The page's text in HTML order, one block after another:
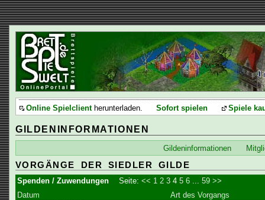
Online Spielclientherunterladen. Sofort spielen Spiele
GILDENINFORMATIONEN
Gildeninformationen
VORGÄNGE DER SIEDLER GILDE
Spenden / Zuwendungen Seite:<< 1 2 3 45 6 ...59 >>
Datum
Art des Vorgangs